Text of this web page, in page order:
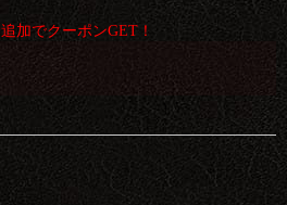
加でクーポンGET！